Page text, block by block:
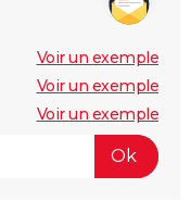
Voir un exemple
Voir un exemple
Voir un exemple